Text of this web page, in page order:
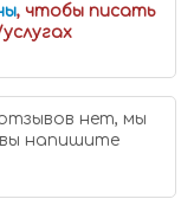
, чтобы писать
нет, мы
вы напишите